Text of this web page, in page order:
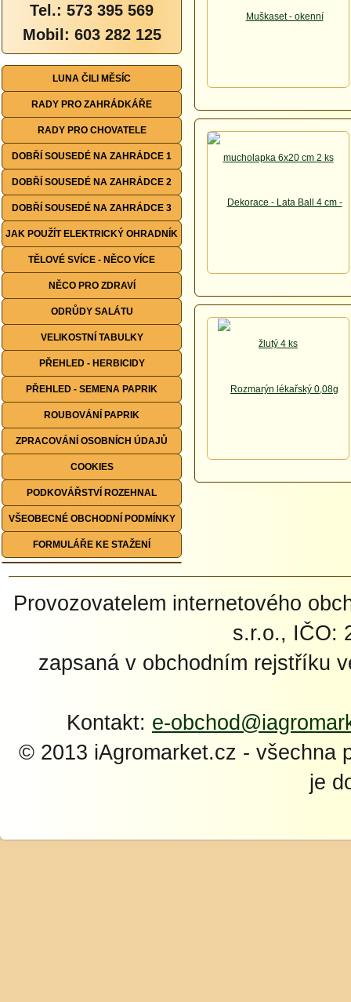
Tel.: 573 395 569
Mobil: 603 282 125
LUNA ČILI MĚSÍC
RADY PRO ZAHRÁDKÁŘE
RADY PRO CHOVATELE
DOBŘÍ SOUSEDÉ NA ZAHRÁDCE 1
DOBŘÍ SOUSEDÉ NA ZAHRÁDCE 2
DOBŘÍ SOUSEDÉ NA ZAHRÁDCE 3
JAK POUŽÍT ELEKTRICKÝ OHRADNÍK
TĚLOVÉ SVÍCE - NĚCO VÍCE
NĚCO PRO ZDRAVÍ
ODRŮDY SALÁTU
VELIKOSTNÍ TABULKY
PŘEHLED - HERBICIDY
PŘEHLED - SEMENA PAPRIK
ROUBOVÁNÍ PAPRIK
ZPRACOVÁNÍ OSOBNÍCH ÚDAJŮ
COOKIES
PODKOVÁŘSTVÍ ROZEHNAL
VŠEOBECNÉ OBCHODNÍ PODMÍNKY
FORMULÁŘE KE STAŽENÍ
Provozovatelem internetového
s.r.o., IČO:
zapsaná v obchodním rejstříku
Kontakt: e-
© 2013 iAgromarket.cz - všechna
je